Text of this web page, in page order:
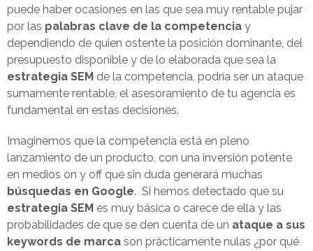
puede haber ocasiones en las que sea muy rentable pujar
por las palabras clave de la competencia y
dependiendo de quien ostente la posición dominante, del
presupuesto disponible y de lo elaborada que sea la
estrategia SEM de la competencia, podría ser un ataque
sumamente rentable, el asesoramiento de tu agencia es
fundamental en estas decisiones.
Imaginemos que la competencia está en pleno
lanzamiento de un producto, con una inversión potente
en medios on y off que sin duda generará muchas
búsquedas en Google. Si hemos detectado que su
estrategia SEM es muy básica o carece de ella y las
probabilidades de que se den cuenta de un ataque a sus
keywords de marca son prácticamente nulas ¿por qué